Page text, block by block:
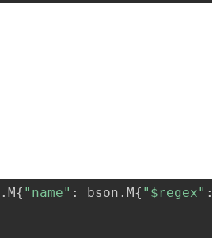
. M{ "name" : bson . M{ "$regex" :